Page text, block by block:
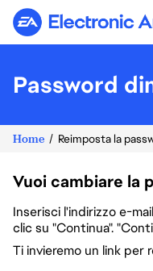
Electronic
Password
Home Reimposta la
Vuoi cambiare la
Inserisci l'indirizzo e-
clic su "Continua".
Ti invieremo un link per